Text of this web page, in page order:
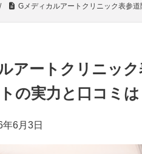
/ Gメディカルアートクリニック表参
アートクリニッ
の実力と口コミは
6月3日